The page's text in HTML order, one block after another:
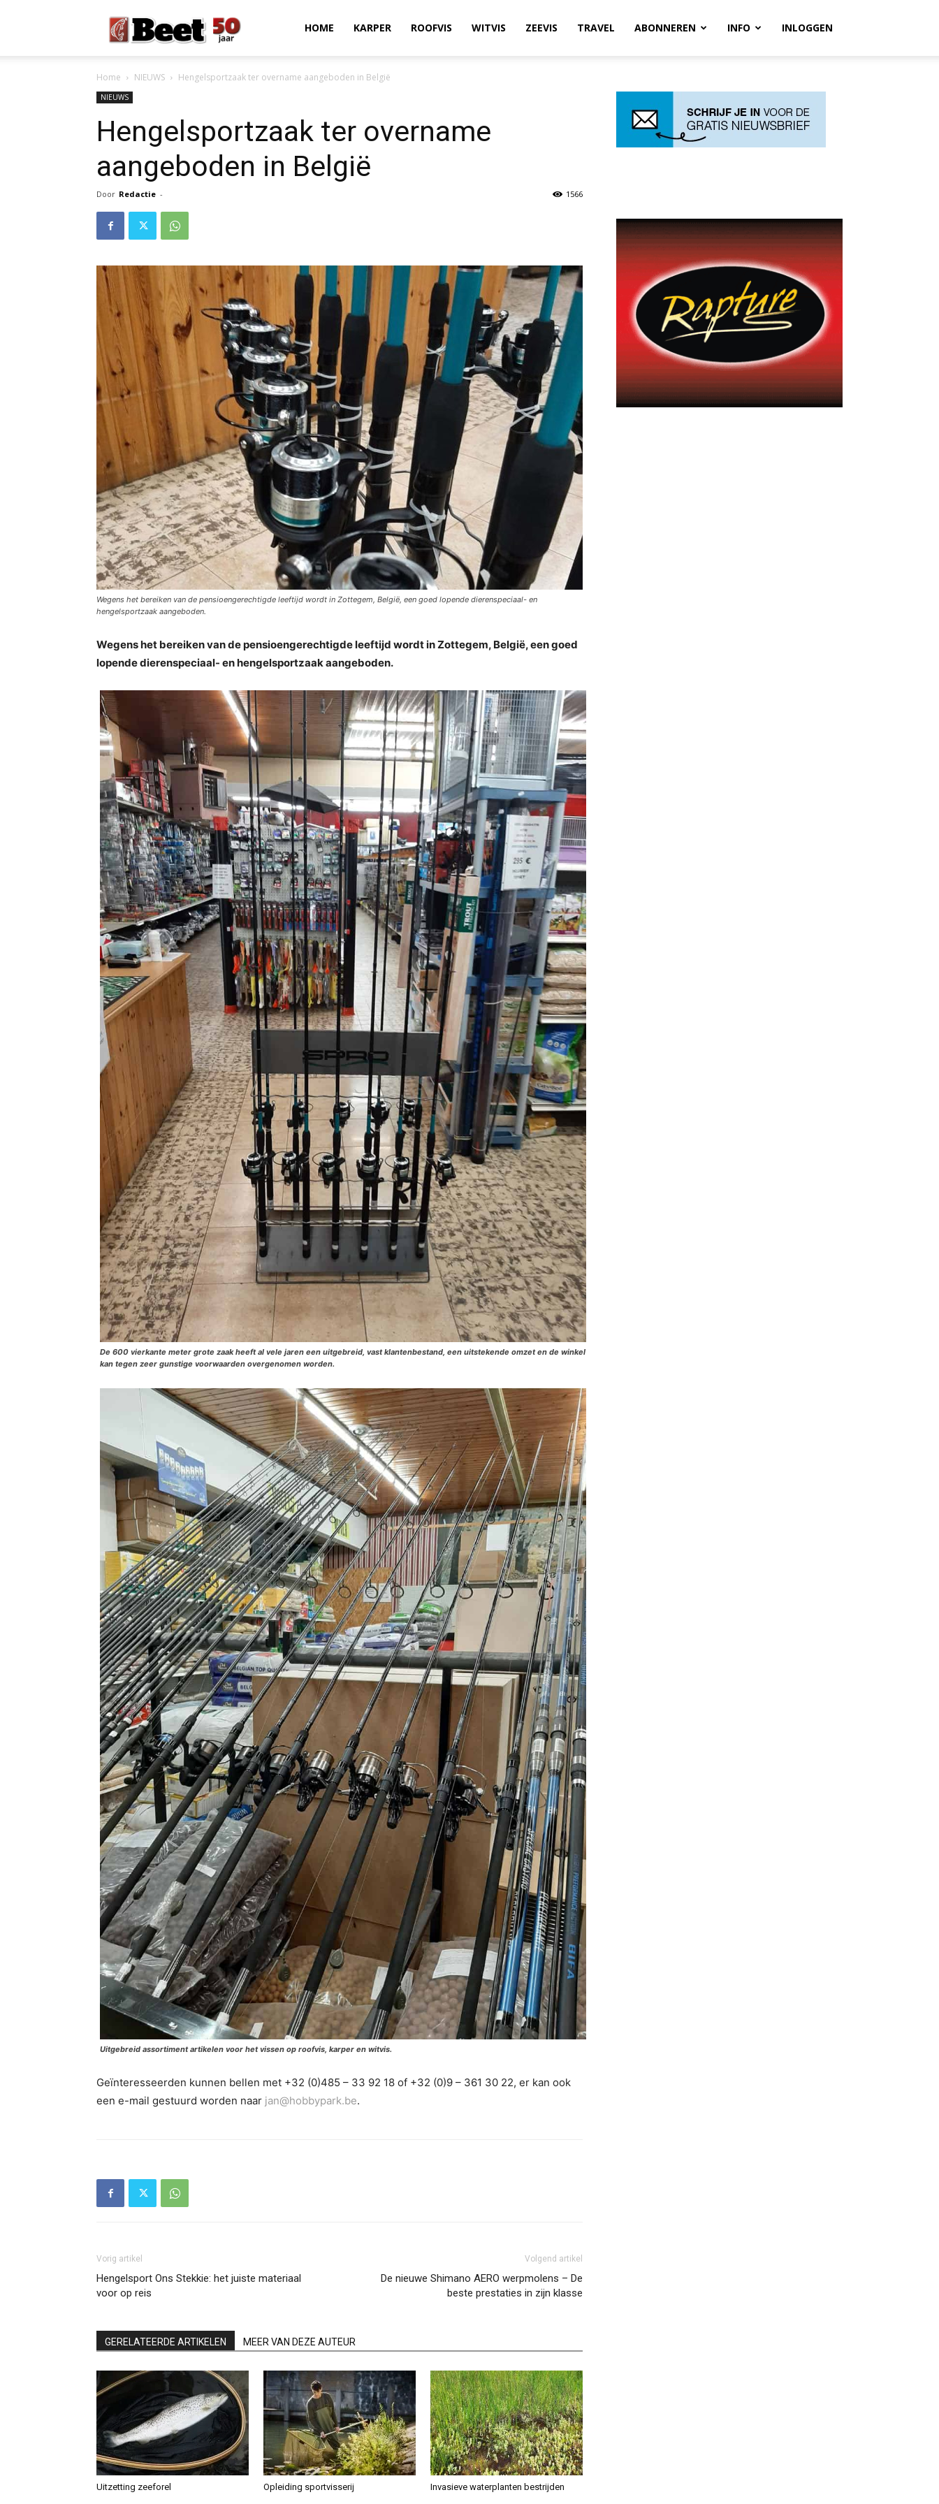
Magazine
HOME KARPER ROOFVIS WITVIS ZEEVIS TRAVEL ABONNEREN INFO INLOGGEN
Home NIEUWS Hengelsportzaak ter overname aangeboden in België
NIEUWS
Hengelsportzaak ter overname
aangeboden in België
Door Redactie - 1566
Wegens het bereiken van de pensioengerechtigde leeftijd wordt in Zottegem, België, een goed lopende dierenspeciaal- en
hengelsportzaak aangeboden.
Wegens het bereiken van de pensioengerechtigde leeftijd wordt in Zottegem, België, een goed
lopende dierenspeciaal- en hengelsportzaak aangeboden.
De 600 vierkante meter grote zaak heeft al vele jaren een uitgebreid, vast klantenbestand, een uitstekende omzet en de winkel
kan tegen zeer gunstige voorwaarden overgenomen worden.
Uitgebreid assortiment artikelen voor het vissen op roofvis, karper en witvis.
Geïnteresseerden kunnen bellen met +32 (0)485 – 33 92 18 of +32 (0)9 – 361 30 22, er kan ook
een e-mail gestuurd worden naar jan@hobbypark.be.
Vorig artikel
Hengelsport Ons Stekkie: het juiste materiaal
voor op reis
Volgend artikel
De nieuwe Shimano AERO werpmolens – De
beste prestaties in zijn klasse
GERELATEERDE ARTIKELEN MEER VAN DEZE AUTEUR
Uitzetting zeeforel Opleiding sportvisserij Invasieve waterplanten bestrijden